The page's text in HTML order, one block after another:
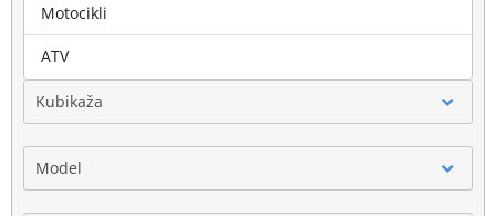
Marka
Kubikaža
Model
Motocikli
ATV